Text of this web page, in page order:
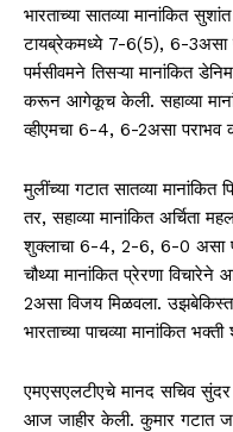
भारताच्या सातव्या मानांकित
टायब्रेकमध्ये 7-6(5), 6-3असा
पर्मसीवमने तिसऱ्या मानांकित
करून आगेकूच केली. सहाव्या
व्हीएमचा 6-4, 6-2असा
मुलींच्या गटात सातव्या
तर, सहाव्या मानांकित अर्चिता
शुक्लाचा 6-4, 2-6, 6-0 असा
चौथ्या मानांकित प्रेरणा
2असा विजय मिळवला.
भारताच्या पाचव्या मानांकित
एमएसएलटीएचे मानद सचिव
आज जाहीर केली. कुमार गटात